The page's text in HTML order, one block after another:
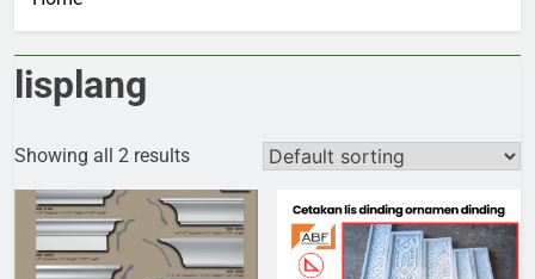
lisplang
Showing all 2 results